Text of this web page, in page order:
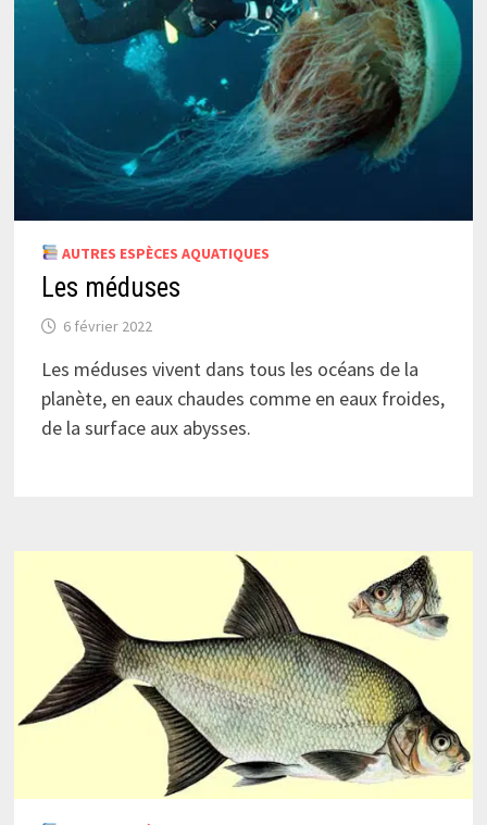
AUTRES ESPÈCES AQUATIQUES
Les méduses
6 février 2022
Les méduses vivent dans tous les océans de la
planète, en eaux chaudes comme en eaux froides,
de la surface aux abysses.